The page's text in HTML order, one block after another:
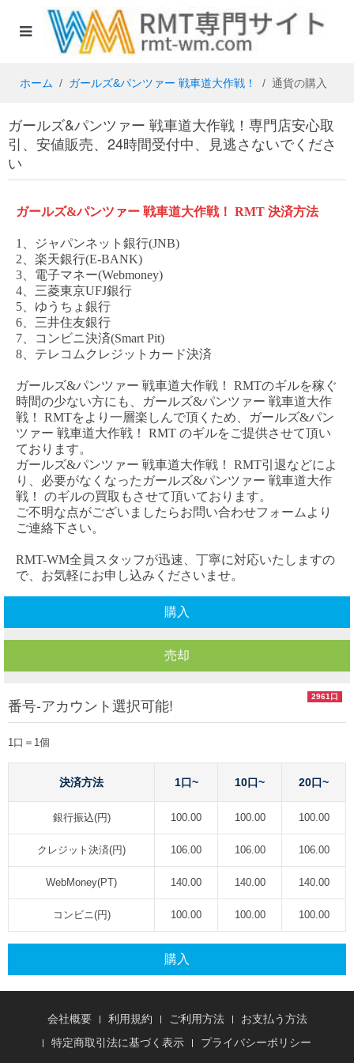
ホーム ガールズ&パンツァー 戦車道大作戦！ 通貨の購入
ガールズ&パンツァー 戦車道大作戦！専門店安心取
引、安値販売、24時間受付中、見逃さないでくださ
い
ガールズ&パンツァー 戦車道大作戦！ RMT 決済方法
1、ジャパンネット銀行(JNB)
2、楽天銀行(E-BANK)
3、電子マネー(Webmoney)
4、三菱東京UFJ銀行
5、ゆうちょ銀行
6、三井住友銀行
7、コンビニ決済(Smart Pit)
8、テレコムクレジットカード決済
ガールズ&パンツァー 戦車道大作戦！ RMTのギルを稼ぐ
時間の少ない方にも、
ガールズ&パンツァー 戦車道大作
戦！ RMTをより一層楽しんで頂くため、 ガールズ&パン
ツァー 戦車道大作戦！ RMT のギルをご提供させて頂い
ております。
ガールズ&パンツァー 戦車道大作戦！ RMT引退などによ
り、必要がなくなった ガールズ&パンツァー 戦車道大作
戦！ のギルの買取もさせて頂いております。
ご不明な点がございましたらお問い合わせフォームより
ご連絡下さい。
RMT-WM全員スタッフが迅速、丁寧に対応いたしますの
で、お気軽にお申し込みくださいませ。
購入
売却
2961口
番号-アカウント選択可能!
1口＝1個
決済方法 1口~ 10口~ 20口~
銀行振込(円) 100.00 100.00 100.00
クレジット決済(円) 106.00 106.00 106.00
WebMoney(PT) 140.00 140.00 140.00
コンビニ(円) 100.00 100.00 100.00
購入
会社概要 利用規約 ご利用方法
お支払う方法
特定商取引法に基づく表示
プライバシーポリシー